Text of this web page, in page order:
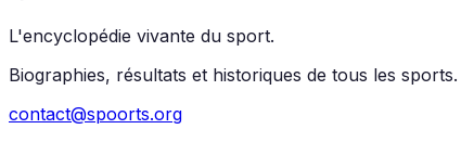
L'encyclopédie vivante du sport.
Biographies, résultats et historiques de tous les sports.
contact@spoorts.org